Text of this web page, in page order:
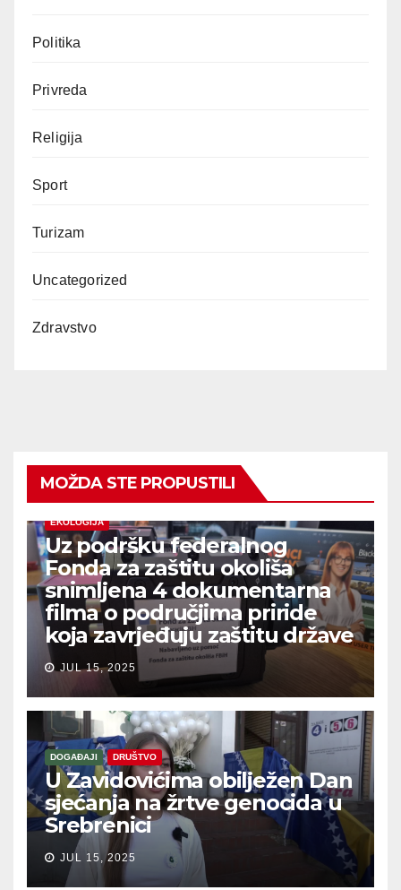
Politika
Privreda
Religija
Sport
Turizam
Uncategorized
Zdravstvo
MOŽDA STE PROPUSTILI
EKOLOGIJA
Uz podršku federalnog
Fonda za zaštitu okoliša
snimljena 4 dokumentarna
filma o područjima priride
koja zavrjeđuju zaštitu države
JUL 15, 2025
DOGAĐAJI DRUŠTVO
U Zavidovićima obilježen Dan
sjećanja na žrtve genocida u
Srebrenici
JUL 15, 2025